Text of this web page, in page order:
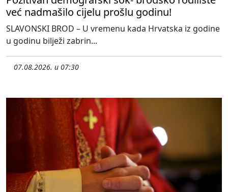
već nadmašilo cijelu prošlu godinu!
SLAVONSKI BROD – U vremenu kada Hrvatska iz godine
u godinu bilježi zabrin...
07.08.2026. u 07:30